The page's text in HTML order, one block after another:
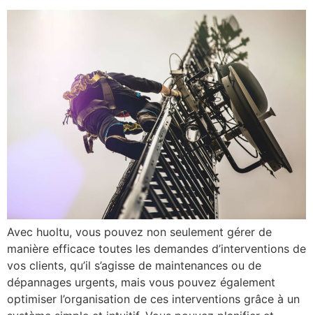
Avec huoltu, vous pouvez non seulement gérer de
manière efficace toutes les demandes d’interventions de
vos clients, qu’il s’agisse de maintenances ou de
dépannages urgents, mais vous pouvez également
optimiser l’organisation de ces interventions grâce à un